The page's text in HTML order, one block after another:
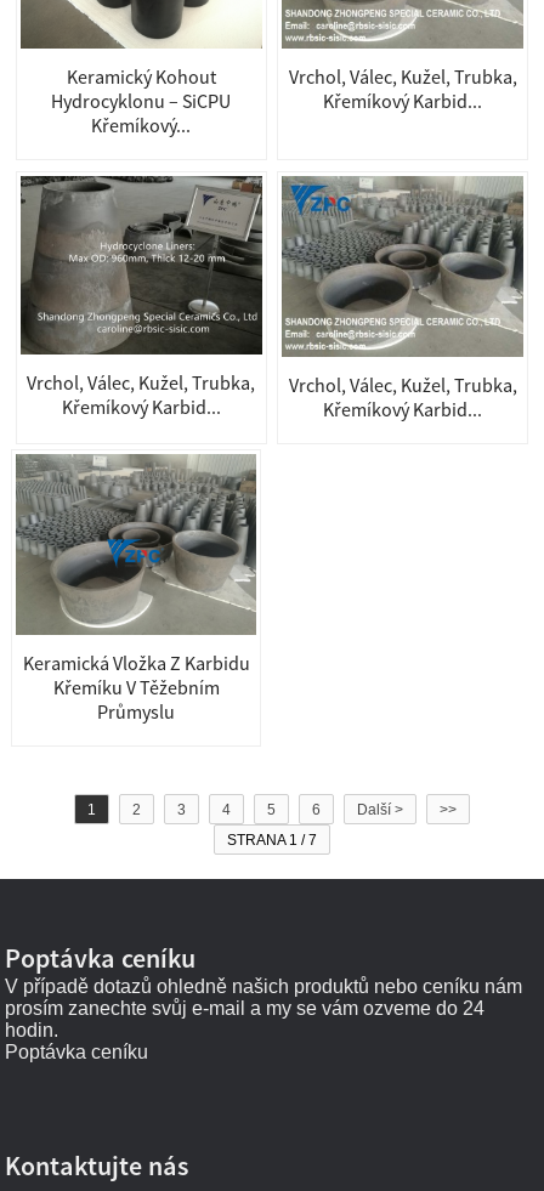
Keramický Kohout
Hydrocyklonu – SiCPU
Křemíkový...
Vrchol, Válec, Kužel, Trubka,
Křemíkový Karbid...
Vrchol, Válec, Kužel, Trubka,
Křemíkový Karbid...
Vrchol, Válec, Kužel, Trubka,
Křemíkový Karbid...
Keramická Vložka Z Karbidu
Křemíku V Těžebním
Průmyslu
1 2 3 4 5 6 Další >
>>
STRANA 1 / 7
Poptávka ceníku
V případě dotazů ohledně našich produktů nebo ceníku nám
prosím zanechte svůj e-mail a my se vám ozveme do 24
hodin.
Poptávka ceníku
Kontaktujte nás